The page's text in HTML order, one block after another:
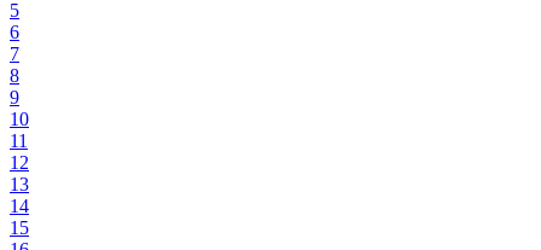
5
6
7
8
9
10
11
12
13
14
15